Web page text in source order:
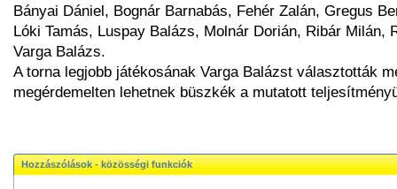
Bányai Dániel, Bognár Barnabás, Fehér Zalán, Gregus
Lóki Tamás, Luspay Balázs, Molnár Dorián, Ribár Milán,
Varga Balázs.
A torna legjobb játékosának Varga Balázst választották
megérdemelten lehetnek büszkék a mutatott
Hozzászólások - közösségi funkciók